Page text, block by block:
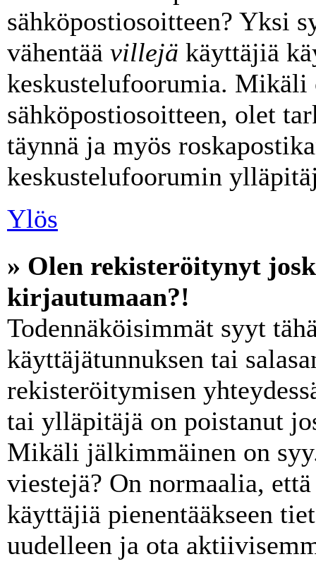
sähköpostiosoitteen? Yksi
vähentää villejä käyttäjiä
keskustelufoorumia.
sähköpostiosoitteen, olet
täynnä ja myös
keskustelufoorumin
Ylös
» Olen rekisteröitynyt
kirjautumaan?!
Todennäköisimmät syyt
käyttäjätunnuksen tai
rekisteröitymisen
tai ylläpitäjä on poistanut
Mikäli jälkimmäinen on
viestejä? On normaalia,
käyttäjiä pienentääkseen
uudelleen ja ota